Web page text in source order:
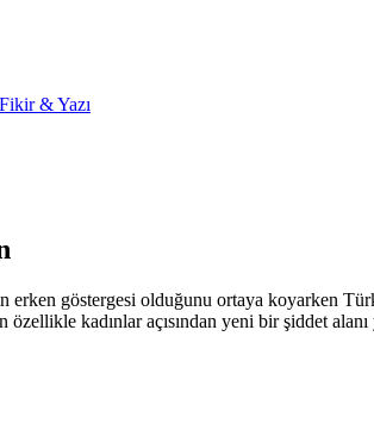
Fikir & Yazı
erken göstergesi olduğunu ortaya koyarken
kadınlar açısından yeni bir şiddet